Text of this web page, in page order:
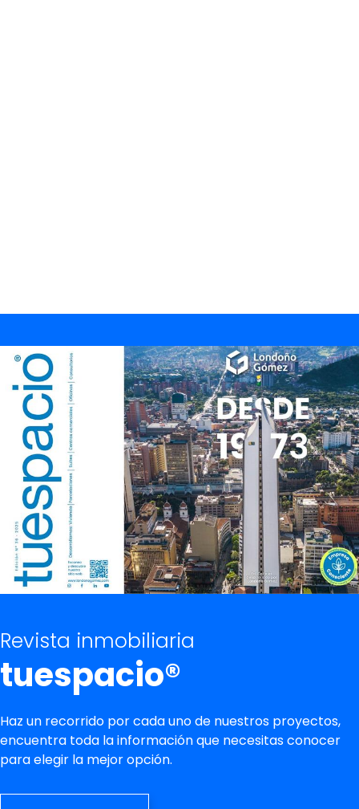
Revista inmobiliaria
tuespacio®
Haz un recorrido por cada uno de nuestros proyectos,
encuentra toda la información que necesitas conocer
para elegir la mejor opción.